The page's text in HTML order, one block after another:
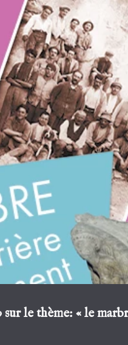
le thème: « le